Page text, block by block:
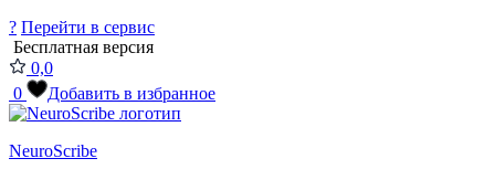
? Перейти в сервис
Бесплатная версия
0,0
0
Добавить в избранное
NeuroScribe